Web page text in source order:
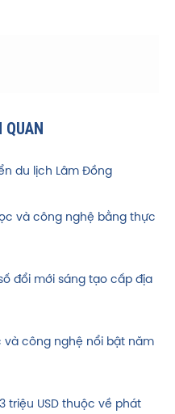
QUAN
du lịch Lâm Đồng
và công nghệ bằng thực
đổi mới sáng tạo cấp địa
và công nghệ nổi bật năm
triệu USD thuộc về phát